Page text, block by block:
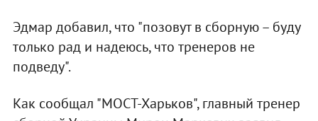
Эдмар добавил, что "позовут в сборную – буду
только рад и надеюсь, что тренеров не
подведу".
Как сообщал "МОСТ-Харьков", главный тренер